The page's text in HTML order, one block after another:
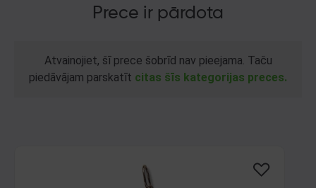
Prece ir pārdota
Atvainojiet, šī prece šobrīd nav pieejama. Taču
piedāvājam parskatīt citas šīs kategorijas preces.